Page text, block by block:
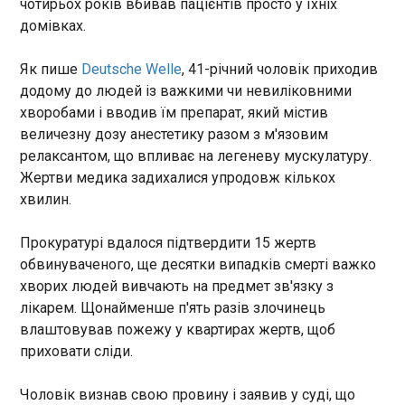
часом зазнає тиску через
Дональда Трампа Джареда
Кушнера , пояснив інвестиції у
концерт потенційним
прибутком у 100 мільйонів
євро для Албанії за рахунок
приїзду відвідувачів заходу із
80 держав світу.
Співробітники ТЦК у Львові під час проведення
Нацполіції зупинили і відправили на
медкомісіюпорушника військового обліку. Тим
часом натовп учинив розправу з іншою групою
оповіщення. Про це йдеться у повідомленні
Львівського обласного ТЦК та СП у ніч проти
четверга, 9 липня.
ЧИТАТЬ
допустила російських спортсменів до
змагань
01:00:30
Міжнародна федерація
волейболу (FIVB) дозволила
російським спортсменам
повідомили на сайті
чотирьох років вбивав пацієнтів просто у їхніх
домівках.
Як пише Deutsche Welle, 41-річний чоловік приходив
додому до людей із важкими чи невиліковними
хворобами і вводив їм препарат, який містив
величезну дозу анестетику разом з м'язовим
релаксантом, що впливає на легеневу мускулатуру.
Жертви медика задихалися упродовж кількох
хвилин.
Прокуратурі вдалося підтвердити 15 жертв
обвинуваченого, ще десятки випадків смерті важко
хворих людей вивчають на предмет зв'язку з
лікарем. Щонайменше п'ять разів злочинець
влаштовував пожежу у квартирах жертв, щоб
приховати сліди.
Чоловік визнав свою провину і заявив у суді, що